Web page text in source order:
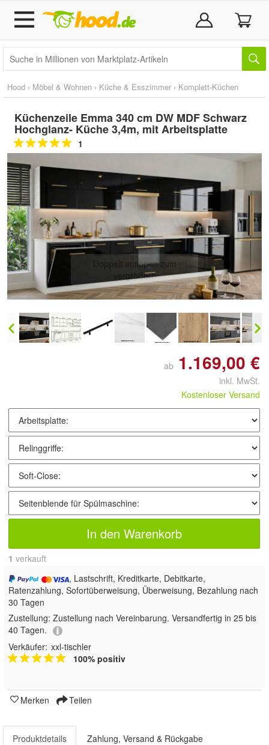
Hood › Möbel & Wohnen › Küche & Esszimmer › Komplett-Küchen
Küchenzeile Emma 340 cm DW MDF Schwarz
Hochglanz- Küche 3,4m, mit Arbeitsplatte
1
Doppelt antippen zum
vergrößern
ab 1.169,00 €
inkl. MwSt.
Kostenloser Versand
In den Warenkorb
1 verkauft
, Lastschrift, Kreditkarte, Debitkarte,
Ratenzahlung, Sofortüberweisung, Überweisung, Bezahlung nach
30 Tagen
Zustellung: Zustellung nach Vereinbarung. Versandfertig in 25 bis
40 Tagen.
Verkäufer: xxl-tischler
100% positiv
Merken Teilen
Produktdetails Zahlung, Versand & Rückgabe